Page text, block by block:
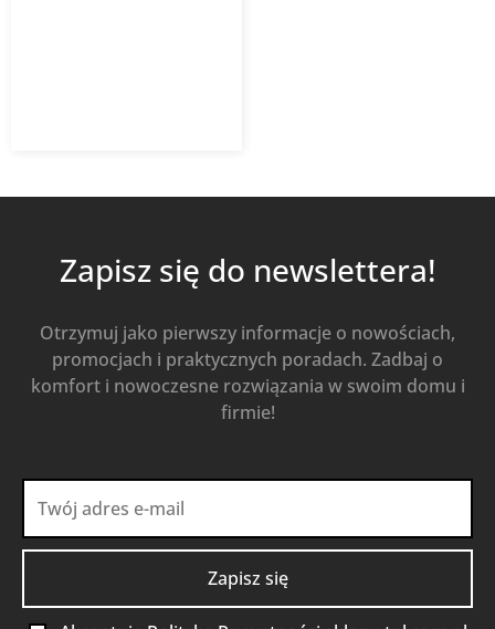
Zapisz się do newslettera!
Otrzymuj jako pierwszy informacje o nowościach,
promocjach i praktycznych poradach. Zadbaj o
komfort i nowoczesne rozwiązania w swoim domu i
firmie!